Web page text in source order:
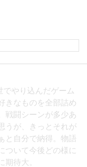
でやり込んだゲーム
きなものを全部詰め
戦闘シーンが多少あ
うが、きっとそれが
と自分で納得。物語
ついて今後どの様に
期待大。